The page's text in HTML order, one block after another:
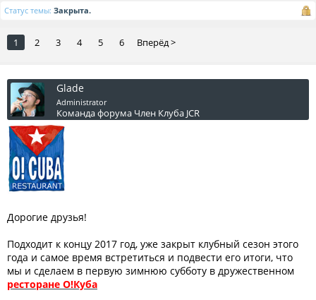
Статус темы: Закрыта.
1 2 3 4 5 6 Вперёд >
Glade
Administrator
Команда форума Член Клуба JCR
Дорогие друзья!
Подходит к концу 2017 год, уже закрыт клубный сезон этого
года и самое время встретиться и подвести его итоги, что
мы и сделаем в первую зимнюю субботу в дружественном
ресторане О!Куба